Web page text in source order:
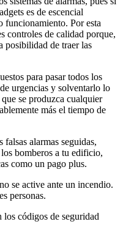
es de escencial
funcionamiento. Por esta
controles de calidad porque,
posibilidad de traer las
para pasar todos los
urgencias y solventarlo lo
se produzca cualquier
más el tiempo de
falsas alarmas seguidas,
bomberos a tu edificio,
como un pago plus.
se active ante un incendio.
personas.
códigos de seguridad